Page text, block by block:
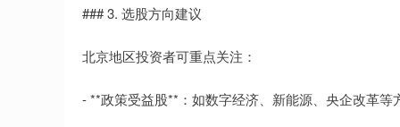
### 3. 选股方向建议
北京地区投资者可重点关注：
- **政策受益股**：如数字经济、新能源、央企改革等